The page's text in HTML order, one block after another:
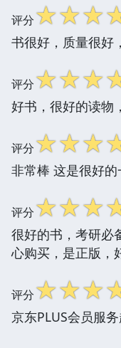
评分☆☆☆
书很好，质量很好
评分☆☆☆
好书，很好的读物
评分☆☆☆
非常棒 这是很好
评分☆☆☆
很好的书，考研必
心购买，是正版，
评分☆☆☆
京东PLUS会员服